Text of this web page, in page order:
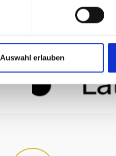
Auswahl erlauben